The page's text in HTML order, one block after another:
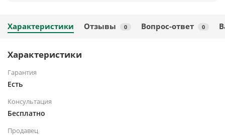
Характеристики Отзывы 0 Вопрос-ответ 0
Характеристики
Гарантия
Есть
Консультация
Бесплатно
Продавец